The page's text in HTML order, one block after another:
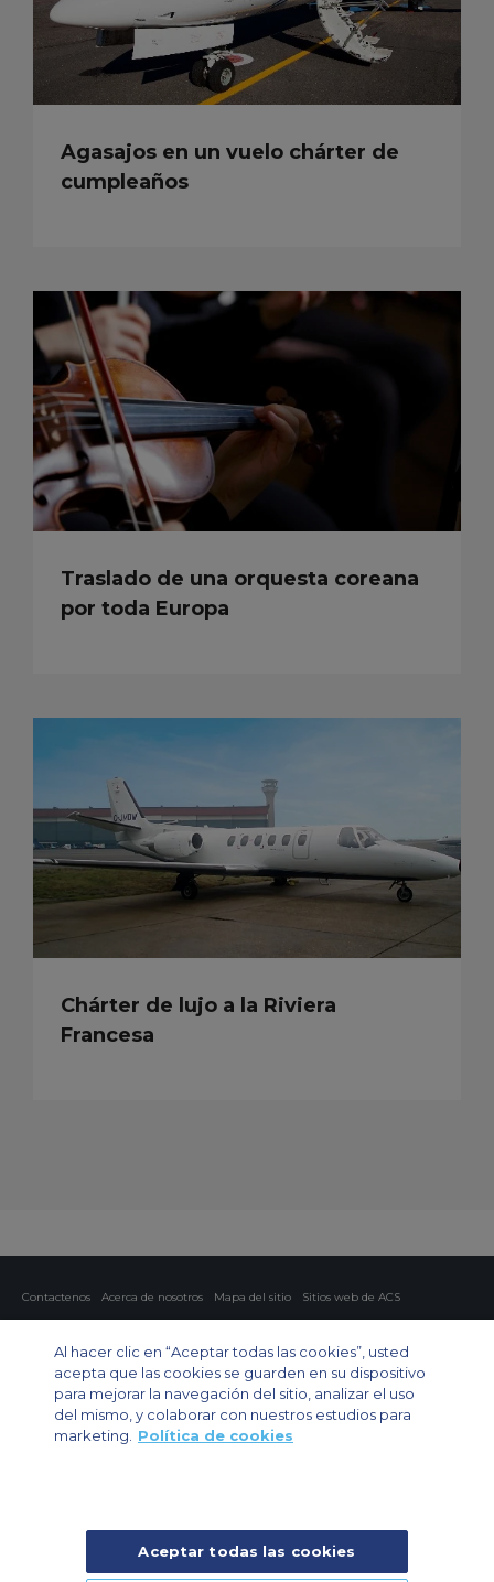
Agasajos en un vuelo chárter de
cumpleaños
Traslado de una orquesta coreana
por toda Europa
Chárter de lujo a la Riviera
Francesa
Contactenos Acerca de nosotros Mapa del sitio
Sitios web de ACS
Chárter privado
Chárter para grupos Chárter de carga Guía de aviones
Private Charter App
© 2024 Air Charter Service | Rua Funchal, 411 5 andar sala 13, Vila
Olimpia, Sao Paulo-SP Brasil, CEP 04551-060, Brazil, South America |
Al hacer clic en “Aceptar todas las cookies”, usted
acepta que las cookies se guarden en su dispositivo
para mejorar la navegación del sitio, analizar el uso
del mismo, y colaborar con nuestros estudios para
marketing.
Política de cookies
Aceptar todas las cookies